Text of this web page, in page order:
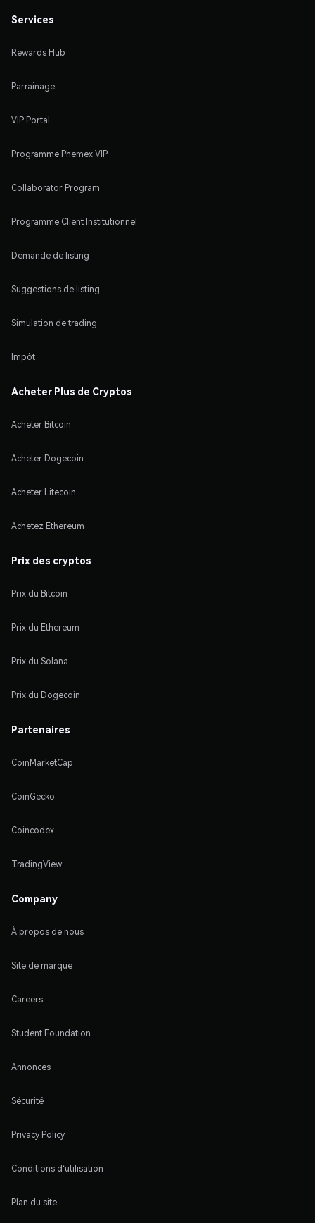
Services
Rewards Hub
Parrainage
VIP Portal
Programme Phemex VIP
Collaborator Program
Programme Client Institutionnel
Demande de listing
Suggestions de listing
Simulation de trading
Impôt
Acheter Plus de Cryptos
Acheter Bitcoin
Acheter Dogecoin
Acheter Litecoin
Achetez Ethereum
Prix des cryptos
Prix du Bitcoin
Prix du Ethereum
Prix du Solana
Prix du Dogecoin
Partenaires
CoinMarketCap
CoinGecko
Coincodex
TradingView
Company
À propos de nous
Site de marque
Careers
Student Foundation
Annonces
Sécurité
Privacy Policy
Conditions d'utilisation
Plan du site